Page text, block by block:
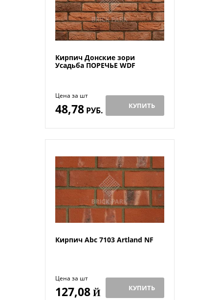
Кирпич Донские зори
Усадьба ПОРЕЧЬЕ WDF
Цена за шт
48,78РУБ. КУПИТЬ
Кирпич Abc 7103 Artland NF
Цена за шт
127,08Й КУПИТЬ